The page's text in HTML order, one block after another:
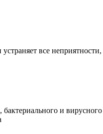
все
бактериального и